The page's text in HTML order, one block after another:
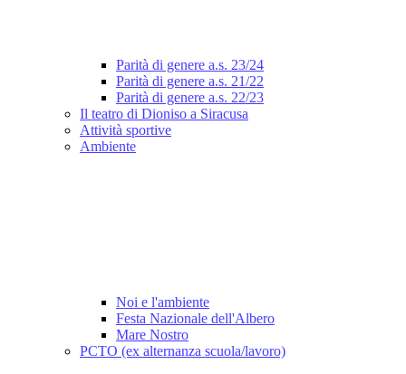
Parità di genere a.s. 23/24
Parità di genere a.s. 21/22
Parità di genere a.s. 22/23
Il teatro di Dioniso a Siracusa
Attività sportive
Ambiente
Noi e l'ambiente
Festa Nazionale dell'Albero
Mare Nostro
PCTO (ex alternanza scuola/lavoro)